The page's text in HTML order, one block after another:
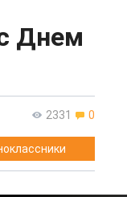
Днем
2331 0